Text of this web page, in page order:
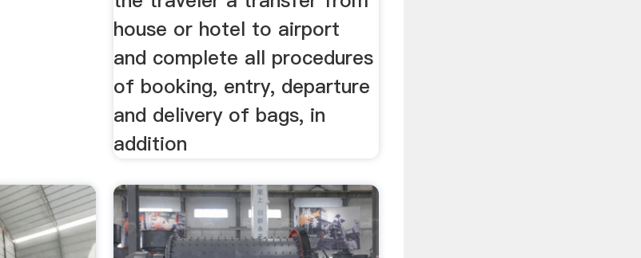
house or hotel to airport
and complete all procedures
of booking, entry, departure
and delivery of bags, in
addition